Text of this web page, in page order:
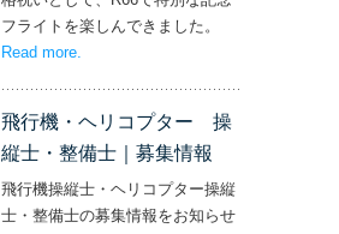
フライトを楽しんできました。
Read more– ‘社長と専務からの嬉しいプレゼン
.
飛行機・ヘリコプター 操
縦士・整備士｜募集情報
飛行機操縦士・ヘリコプター操縦
士・整備士の募集情報をお知らせ